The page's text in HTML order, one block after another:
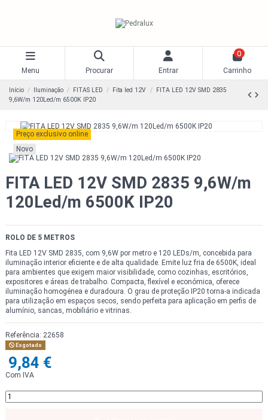
Menu Procurar Entrar
0
Carrinho
Início Iluminação FITAS LED Fita led 12V
FITA LED 12V SMD 2835
9,6W/m 120Led/m 6500K IP20
Preço exclusivo online
Novo
FITA LED 12V SMD 2835 9,6W/m
120Led/m 6500K IP20
ROLO DE 5 METROS
Fita LED 12V SMD 2835, com 9,6W por metro e 120 LEDs/m, concebida para
iluminação interior eficiente e de alta qualidade. Emite luz fria de 6500K, ideal
para ambientes que exigem maior visibilidade, como cozinhas, escritórios,
expositores e áreas de trabalho. Compacta, flexível e económica, oferece
iluminação homogénea e duradoura. O grau de proteção IP20 torna-a indicada
para utilização em espaços secos, sendo perfeita para aplicação em perfis de
alumínio, sancas, mobiliário e vitrinas.
Referência: 22658
Esgotado
9,84 €
Com IVA